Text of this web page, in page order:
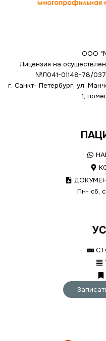
ООО
Лицензия на
№Л041-01148-78/
г. Санкт- Петербург, ул.
1,
Пн- сб,